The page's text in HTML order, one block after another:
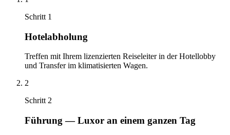
Schritt 1
Hotelabholung
Treffen mit Ihrem lizenzierten Reiseleiter in der Hotellobby
und Transfer im klimatisierten Wagen.
2
Schritt 2
Führung — Luxor an einem ganzen Tag